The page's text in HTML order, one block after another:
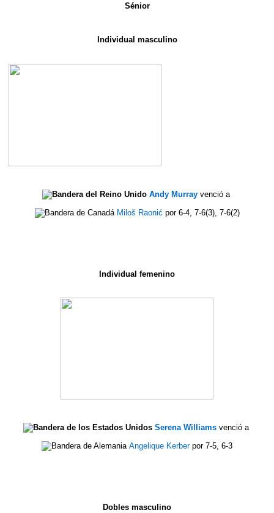
Sénior
Individual masculino
Andy Murrayvenció a
Miloš Raonić por 6-4, 7-6(3), 7-6(2)
Individual femenino
Serena Williamsvenció a
Angelique Kerberpor 7-5, 6-3
Dobles masculino